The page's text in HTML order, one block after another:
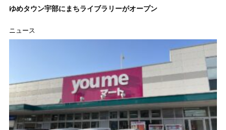
ゆめタウン宇部にまちライブラリーがオープン
ニュース